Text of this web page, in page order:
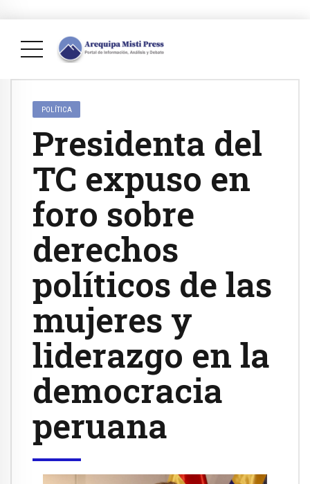
POLÍTICA
Presidenta del
TC expuso en
foro sobre
derechos
políticos de las
mujeres y
liderazgo en la
democracia
peruana